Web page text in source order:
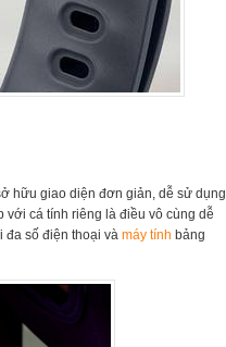
hữu giao diện đơn giản, dễ sử dụng
với cá tính riêng là điều vô cùng dễ
đa số điện thoại và máy tính bảng